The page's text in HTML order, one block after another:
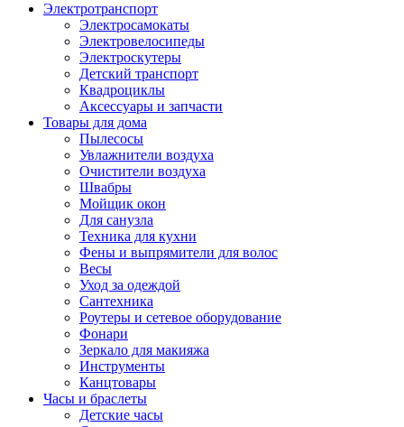
Электротранспорт
Электросамокаты
Электровелосипеды
Электроскутеры
Детский транспорт
Квадроциклы
Аксессуары и запчасти
Товары для дома
Пылесосы
Увлажнители воздуха
Очистители воздуха
Швабры
Мойщик окон
Для санузла
Техника для кухни
Фены и выпрямители для волос
Весы
Уход за одеждой
Сантехника
Роутеры и сетевое оборудование
Фонари
Зеркало для макияжа
Инструменты
Канцтовары
Часы и браслеты
Детские часы